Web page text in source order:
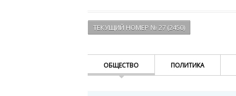
ТЕКУЩИЙ НОМЕР № 27 (2450)
ОБЩЕСТВО ПОЛИТИКА